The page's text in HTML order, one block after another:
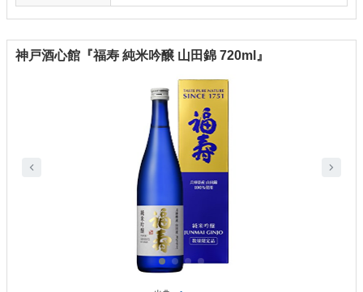
神戸酒心館『福寿 純米吟醸 山田錦 720ml』